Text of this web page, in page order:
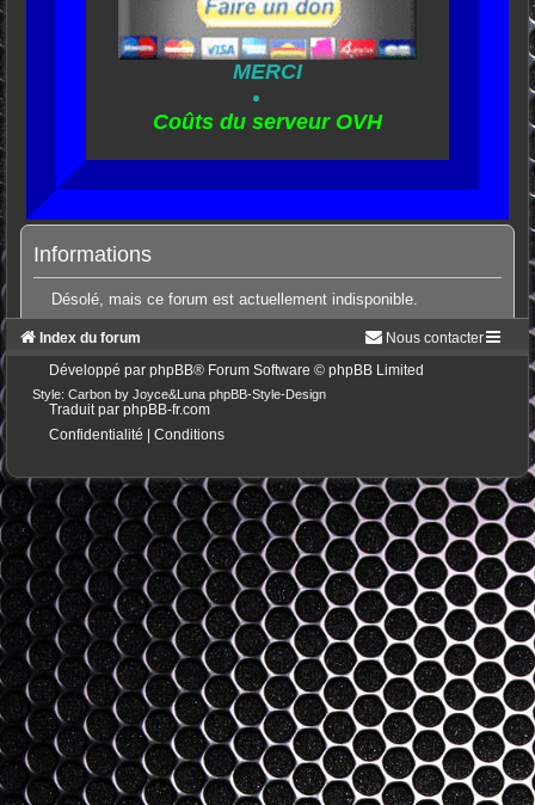
MERCI
Coûts du serveur OVH
Informations
Désolé, mais ce forum est actuellement indisponible.
Index du forum
Nous contacter
Développé par phpBB® Forum Software © phpBB Limited
Style: Carbon by Joyce&LunaphpBB-Style-Design
Traduit par phpBB-fr.com
Confidentialité
Conditions